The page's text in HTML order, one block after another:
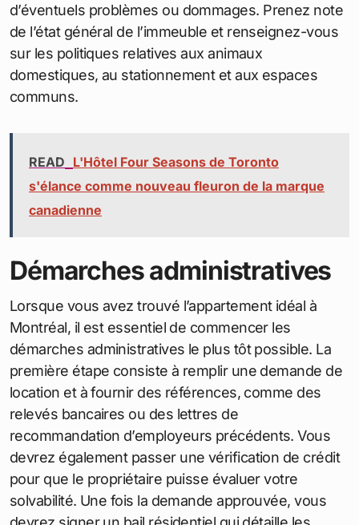
d’éventuels problèmes ou dommages. Prenez note
de l’état général de l’immeuble et renseignez-vous
sur les politiques relatives aux animaux
domestiques, au stationnement et aux espaces
communs.
READ L'Hôtel Four Seasons de Toronto
s'élance comme nouveau fleuron de la marque
canadienne
Démarches administratives
Lorsque vous avez trouvé l’appartement idéal à
Montréal, il est essentiel de commencer les
démarches administratives le plus tôt possible. La
première étape consiste à remplir une demande de
location et à fournir des références, comme des
relevés bancaires ou des lettres de
recommandation d’employeurs précédents. Vous
devrez également passer une vérification de crédit
pour que le propriétaire puisse évaluer votre
solvabilité. Une fois la demande approuvée, vous